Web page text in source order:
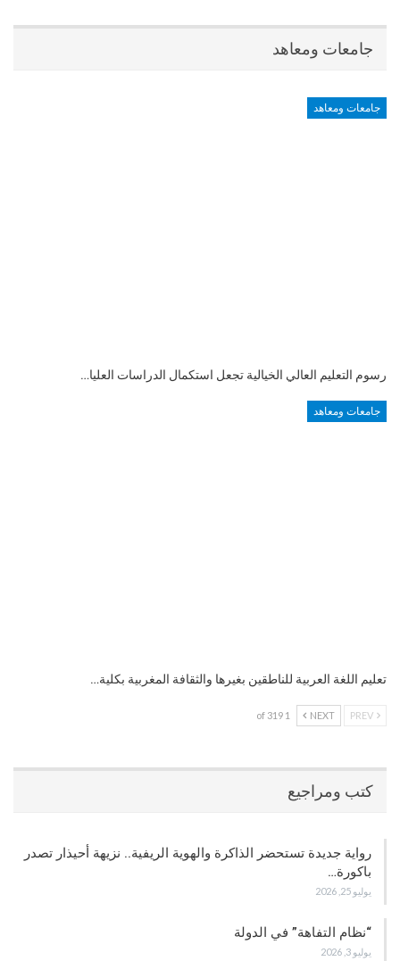
جامعات ومعاهد
جامعات ومعاهد
رسوم التعليم العالي الخيالية تجعل استكمال الدراسات العليا…
جامعات ومعاهد
تعليم اللغة العربية للناطقين بغيرها والثقافة المغربية بكلية…
NEXT
1 of 319
كتب ومراجيع
رواية جديدة تستحضر الذاكرة والهوية الريفية.. نزيهة أحيذار تصدر
باكورة…
يوليو 25, 2026
“نظام التفاهة” في الدولة
يوليو 3, 2026